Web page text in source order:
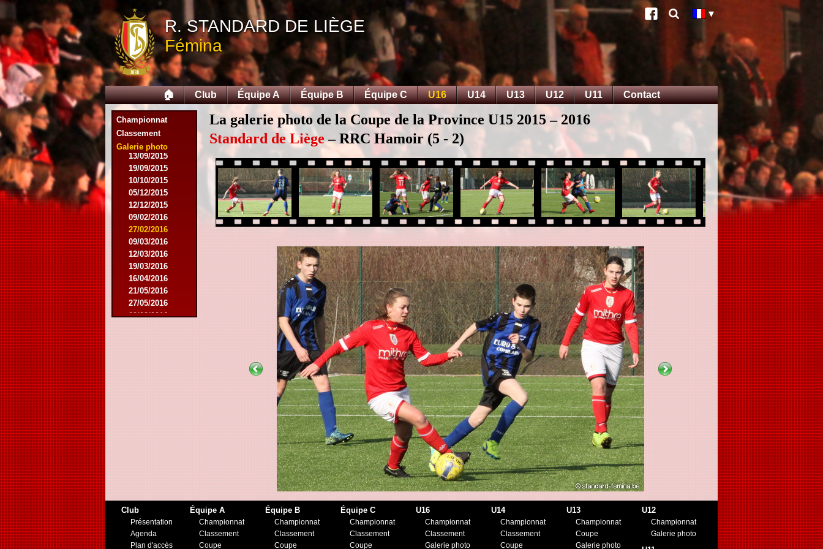
R. STANDARD DE LIÈGE
Fémina
🏠 Club Équipe A Équipe B Équipe C U16 U14 U13 U12 U11 Contact
Championnat
Classement
Galerie photo
04/10/2014
18/10/2014
06/12/2014
07/03/2015
16/03/2015
28/03/2015
15/04/2015
25/04/2015
01/05/2015
14/05/2015
17/05/2015
05/09/2015
13/09/2015
19/09/2015
10/10/2015
05/12/2015
12/12/2015
09/02/2016
27/02/2016
09/03/2016
12/03/2016
19/03/2016
16/04/2016
21/05/2016
27/05/2016
09/08/2016
23/11/2019
La galerie photo de la Coupe de la Province U15 2015 – 2016
Standard de Liège– RRC Hamoir (5 - 2)
Club
Présentation
Agenda
Plan d'accès
Équipe A
Championnat
Classement
Coupe
Équipe B
Championnat
Classement
Coupe
Équipe C
Championnat
Classement
Coupe
U16
Championnat
Classement
Galerie photo
U14
Championnat
Classement
Coupe
U13
Championnat
Coupe
Galerie photo
U12
Championnat
Galerie photo